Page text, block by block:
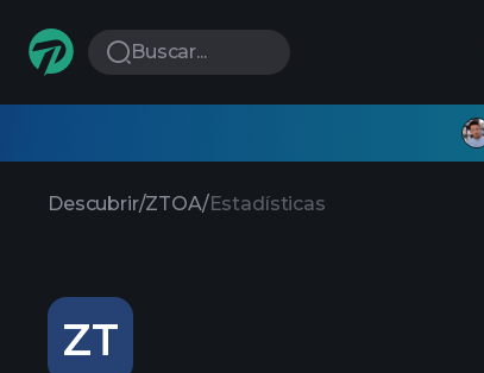
Buscar...
Descubrir/ZTOA/Estadísticas
ZT